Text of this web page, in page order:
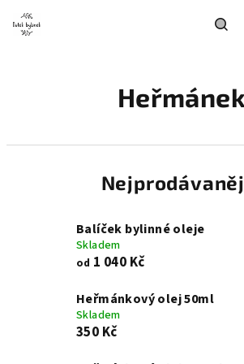
obsah
Heřmánek
Balíček bylinné oleje
Skladem
od 1 040 Kč
Heřmánkový olej 50ml
Skladem
350 Kč